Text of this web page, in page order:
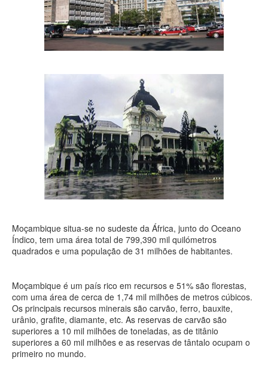
Moçambique situa-se no sudeste da África, junto do Oceano
Índico, tem uma área total de 799,390 mil quilómetros
quadrados e uma população de 31 milhões de habitantes.
Moçambique é um país rico em recursos e 51% são florestas,
com uma área de cerca de 1,74 mil milhões de metros cúbicos.
Os principais recursos minerais são carvão, ferro, bauxite,
urânio, grafite, diamante, etc. As reservas de carvão são
superiores a 10 mil milhões de toneladas, as de titânio
superiores a 60 mil milhões e as reservas de tântalo ocupam o
primeiro no mundo.